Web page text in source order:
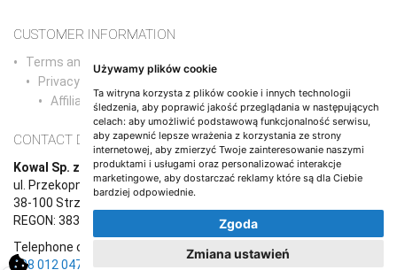
Używamy plików cookie
Ta witryna korzysta z plików cookie i innych technologii
śledzenia, aby poprawić jakość przeglądania w następujących
celach: aby umożliwić podstawową funkcjonalność serwisu,
aby zapewnić lepsze wrażenia z korzystania ze strony
internetowej aby zmierzyć Twoje zainteresowanie naszymi
produktami i usługami oraz personalizować interakcje
marketingowe, aby dostarczać reklamy które są dla Ciebie
bardziej odpowiednie.
Zgoda
Zmiana ustawień
CUSTOMER INFORMATION
Terms and conditions and agreements/a>
Privacy Policy
Affiliate Program
CONTACT DETAILS
Kowal Sp. z o.o.
ul. Przekopna 6/1,
38-100 Strzyżów
REGON: 383765987, NIP: 8191670708
Telephone contact (Monday to Friday, 9:00 a.m. to 5:00 p.m.):
608 012 047